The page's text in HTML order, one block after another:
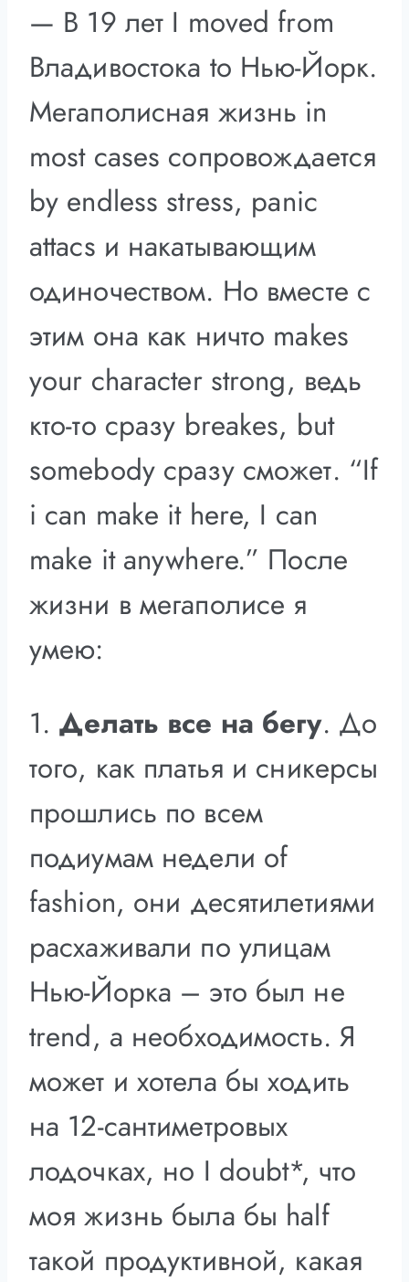
— В 19 лет I moved from
Владивостока to Нью-Йорк.
Мегаполисная жизнь in
most cases сопровождается
by endless stress, panic
attacs и накатывающим
одиночеством. Но вместе с
этим она как ничто makes
your character strong, ведь
кто-то сразу breakes, but
somebody сразу сможет. “If
i can make it here, I can
make it anywhere.” После
жизни в мегаполисе я
умею:
1. Делать все на бегу. До
того, как платья и сникерсы
прошлись по всем
подиумам недели of
fashion, они десятилетиями
расхаживали по улицам
Нью-Йорка – это был не
trend, а необходимость. Я
может и хотела бы ходить
на 12-сантиметровых
лодочках, но I doubt*, что
моя жизнь была бы half
такой продуктивной, какая